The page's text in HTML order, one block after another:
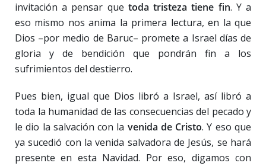
invitación a pensar que toda tristeza tiene fin. Y a
eso mismo nos anima la primera lectura, en la que
Dios –por medio de Baruc– promete a Israel días de
gloria y de bendición que pondrán fin a los
sufrimientos del destierro.
Pues bien, igual que Dios libró a Israel, así libró a
toda la humanidad de las consecuencias del pecado y
le dio la salvación con la venida de Cristo. Y eso que
ya sucedió con la venida salvadora de Jesús, se hará
presente en esta Navidad. Por eso, digamos con